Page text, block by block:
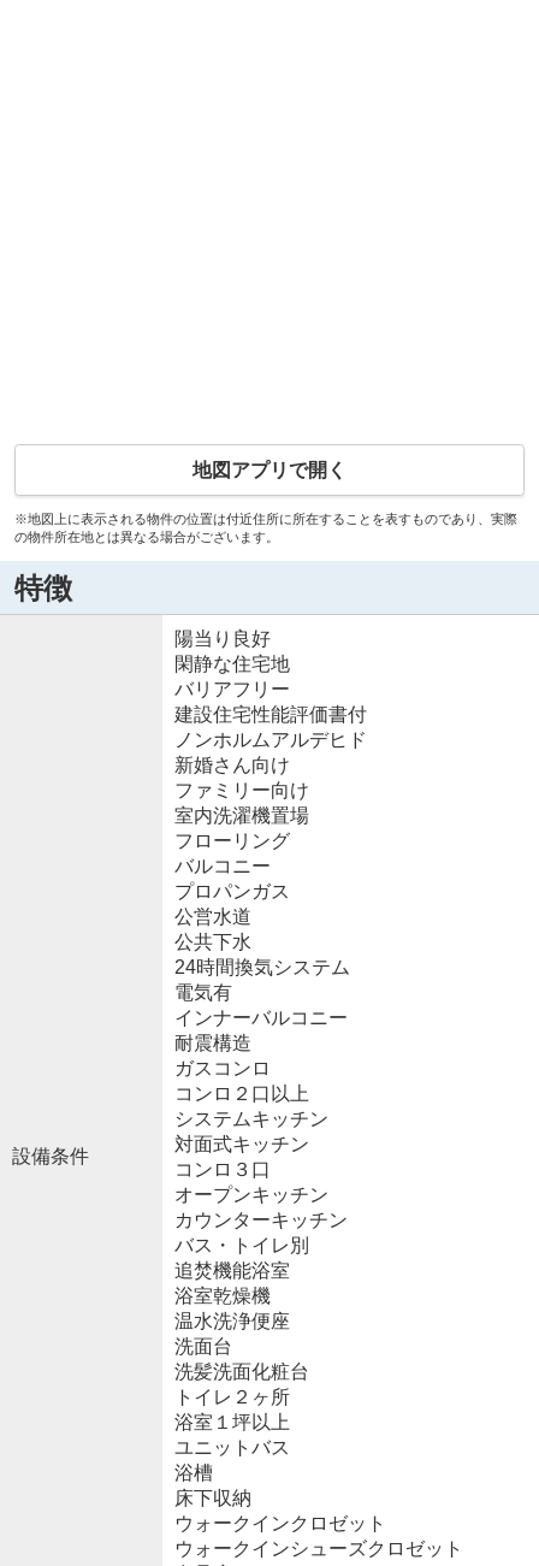
地図アプリで開く
※地図上に表示される物件の位置は付近住所に所在することを表すものであり、実際
の物件所在地とは異なる場合がございます。
特徴
設備条件
陽当り良好
閑静な住宅地
バリアフリー
建設住宅性能評価書付
ノンホルムアルデヒド
新婚さん向け
ファミリー向け
室内洗濯機置場
フローリング
バルコニー
プロパンガス
公営水道
公共下水
24時間換気システム
電気有
インナーバルコニー
耐震構造
ガスコンロ
コンロ２口以上
システムキッチン
対面式キッチン
コンロ３口
オープンキッチン
カウンターキッチン
バス・トイレ別
追焚機能浴室
浴室乾燥機
温水洗浄便座
洗面台
洗髪洗面化粧台
トイレ２ヶ所
浴室１坪以上
ユニットバス
浴槽
床下収納
ウォークインクロゼット
ウォークインシューズクロゼット